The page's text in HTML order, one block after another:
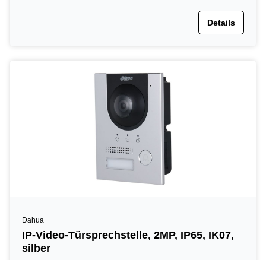
Details
Dahua
IP-Video-Türsprechstelle, 2MP, IP65, IK07,
silber